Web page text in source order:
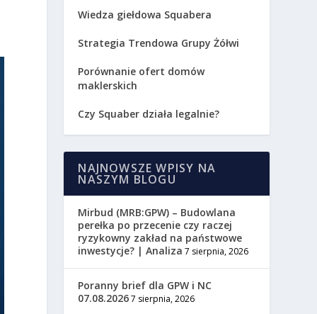
Wiedza giełdowa Squabera
Strategia Trendowa Grupy Żółwi
Porównanie ofert domów
maklerskich
Czy Squaber działa legalnie?
NAJNOWSZE WPISY NA
NASZYM BLOGU
Mirbud (MRB:GPW) – Budowlana
perełka po przecenie czy raczej
ryzykowny zakład na państwowe
inwestycje? | Analiza 7 sierpnia, 2026
Poranny brief dla GPW i NC
07.08.20267 sierpnia, 2026